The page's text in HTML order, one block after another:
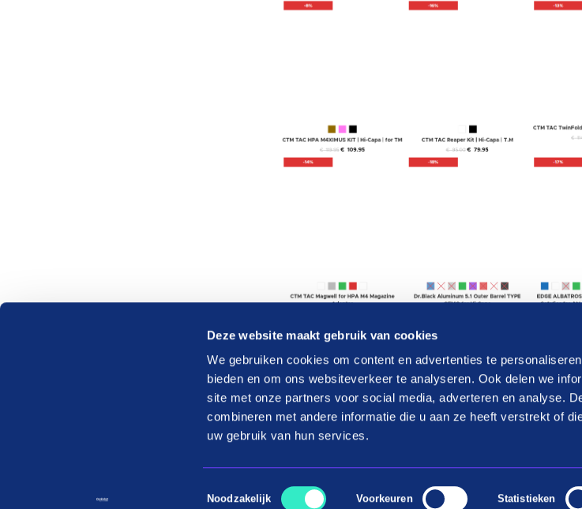
Deze website maakt gebruik van cookies
We gebruiken cookies om content en advertenties te
bieden en om ons websiteverkeer te analyseren. Ook delen we
site met onze partners voor social media, adverteren en analyse.
combineren met andere informatie die u aan ze heeft verstrekt of
uw gebruik van hun services.
Toestemmingsselectie
Noodzakelijk Voorkeuren Statistieken
Aangesloten webshops
Hoe werkt in3
Webshops
in3 voor webshops
B2B verkoop voor webshops
Over